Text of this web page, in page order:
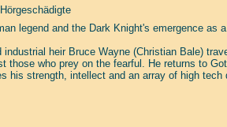
legend and the Dark Knight's emergence as
heir Bruce Wayne (Christian Bale)
those who prey on the fearful. He returns to
his strength, intellect and an array of high